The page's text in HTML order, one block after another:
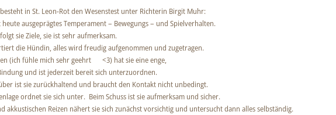
in St. Leon-Rot den Wesenstest unter Richterin Birgit Muhr:
heute ausgeprägtes Temperament – Bewegungs – und Spielverhalten.
sie Ziele, sie ist sehr aufmerksam.
die Hündin, alles wird freudig aufgenommen und zugetragen.
(ich fühle mich sehr geehrt
<3) hat sie eine enge,
und ist jederzeit bereit sich unterzuordnen.
ist sie zurückhaltend und braucht den Kontakt nicht unbedingt.
ordnet sie sich unter. Beim Schuss ist sie aufmerksam und sicher.
akkustischen Reizen nähert sie sich zunächst vorsichtig und untersucht dann alles selbständig.